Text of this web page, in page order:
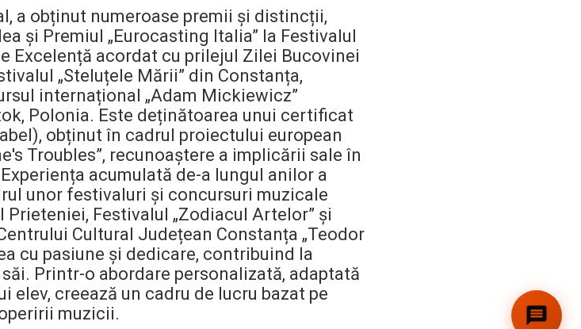
a obținut numeroase premii și distincții,
și Premiul „Eurocasting Italia” la Festivalul
Excelență acordat cu prilejul Zilei Bucovinei
„Steluțele Mării” din Constanța,
internațional „Adam Mickiewicz”
Polonia. Este deținătoarea unui certificat
obținut în cadrul proiectului european
Troubles”, recunoaștere a implicării sale în
acumulată de-a lungul anilor a
unor festivaluri și concursuri muzicale
Prieteniei, Festivalul „Zodiacul Artelor” și
Cultural Județean Constanța „Teodor
cu pasiune și dedicare, contribuind la
Printr-o abordare personalizată, adaptată
creează un cadru de lucru bazat pe
muzicii.